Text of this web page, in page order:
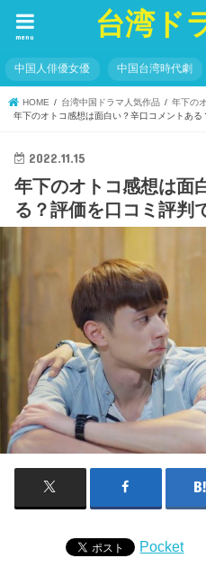
台湾ド
menu
中国人俳優女優 中国台湾時代劇
HOME 台湾中国ドラマ人気作品
年下の
年下のオトコ感想は面白い？辛口コメントあ
2022.11.15
年下のオトコ感想は面
る？評価を口コミ評判
Pocket